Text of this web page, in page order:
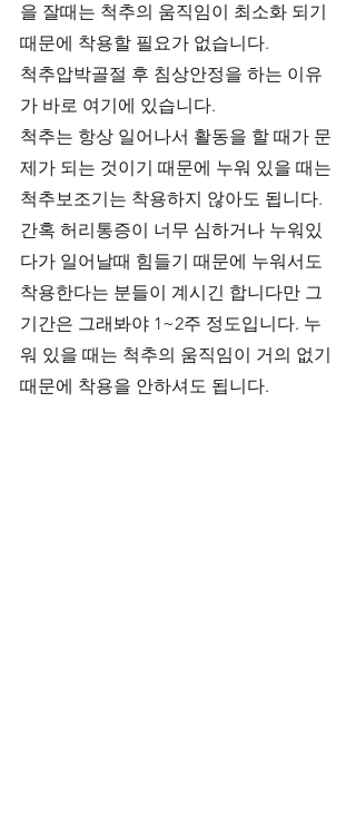
을 잘때는 척추의 움직임이 최소화 되기
때문에 착용할 필요가 없습니다.
척추압박골절 후 침상안정을 하는 이유
가 바로 여기에 있습니다.
척추는 항상 일어나서 활동을 할 때가 문
제가 되는 것이기 때문에 누워 있을 때는
척추보조기는 착용하지 않아도 됩니다.
간혹 허리통증이 너무 심하거나 누워있
다가 일어날때 힘들기 때문에 누워서도
착용한다는 분들이 계시긴 합니다만 그
기간은 그래봐야 1~2주 정도입니다. 누
워 있을 때는 척추의 움직임이 거의 없기
때문에 착용을 안하셔도 됩니다.